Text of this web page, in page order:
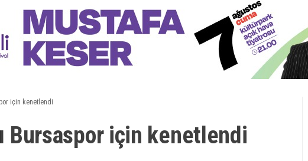
için kenetlendi
Bursaspor için kenetlendi